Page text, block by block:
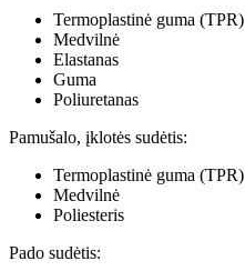
Termoplastinė guma (TPR)
Medvilnė
Elastanas
Guma
Poliuretanas
Pamušalo, įklotės sudėtis:
Termoplastinė guma (TPR)
Medvilnė
Poliesteris
Pado sudėtis: